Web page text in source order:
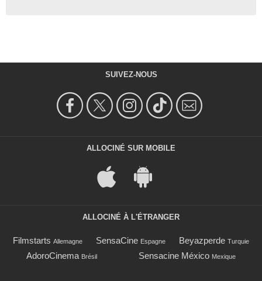
SUIVEZ-NOUS
ALLOCINÉ SUR MOBILE
ALLOCINÉ À L'ÉTRANGER
Filmstarts Allemagne SensaCine Espagne Beyazperde Turquie
AdoroCinema Brésil Sensacine México Mexique